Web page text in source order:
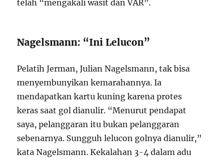
telah “mengakali wasit dan VAR”.
Nagelsmann: “Ini Lelucon”
Pelatih Jerman, Julian Nagelsmann, tak bisa
menyembunyikan kemarahannya. Ia
mendapatkan kartu kuning karena protes
keras saat gol dianulir. “Menurut pendapat
saya, pelanggaran itu bukan pelanggaran
sebenarnya. Sungguh lelucon golnya dianulir,”
kata Nagelsmann. Kekalahan 3-4 dalam adu